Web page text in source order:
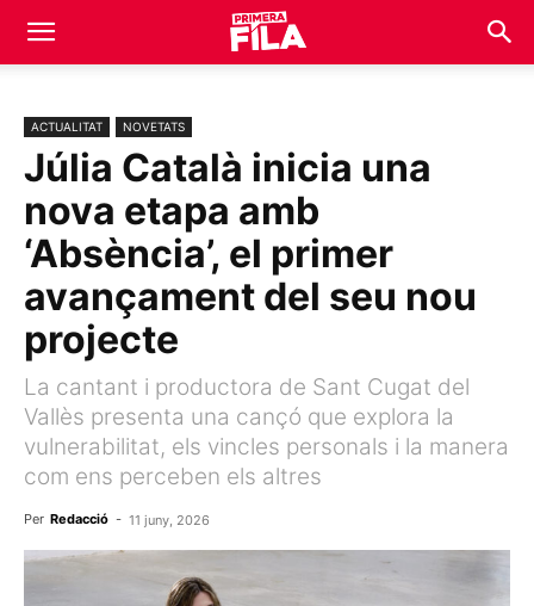
ACTUALITAT NOVETATS
Júlia Català inicia una
nova etapa amb
‘Absència’, el primer
avançament del seu nou
projecte
La cantant i productora de Sant Cugat del
Vallès presenta una cançó que explora la
vulnerabilitat, els vincles personals i la manera
com ens perceben els altres
Per Redacció - 11 juny, 2026